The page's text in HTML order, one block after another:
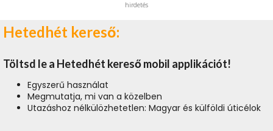
hirdetés
Hetedhét kereső:
Töltsd le a Hetedhét kereső mobil applikációt!
Egyszerű használat
Megmutatja, mi van a közelben
Utazáshoz nélkülözhetetlen: Magyar és külföldi úticélok